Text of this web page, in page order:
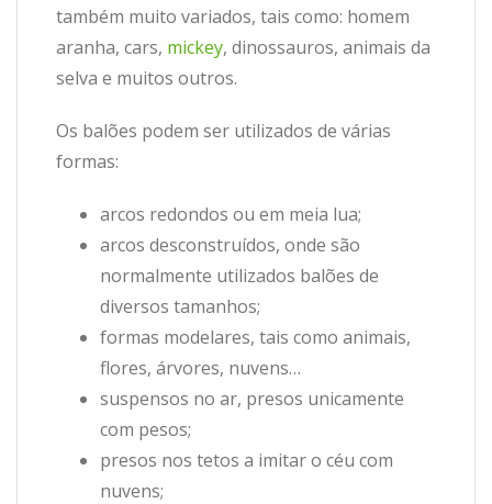
também muito variados, tais como: homem
aranha, cars, mickey, dinossauros, animais da
selva e muitos outros.
Os balões podem ser utilizados de várias
formas:
arcos redondos ou em meia lua;
arcos desconstruídos, onde são
normalmente utilizados balões de
diversos tamanhos;
formas modelares, tais como animais,
flores, árvores, nuvens…
suspensos no ar, presos unicamente
com pesos;
presos nos tetos a imitar o céu com
nuvens;